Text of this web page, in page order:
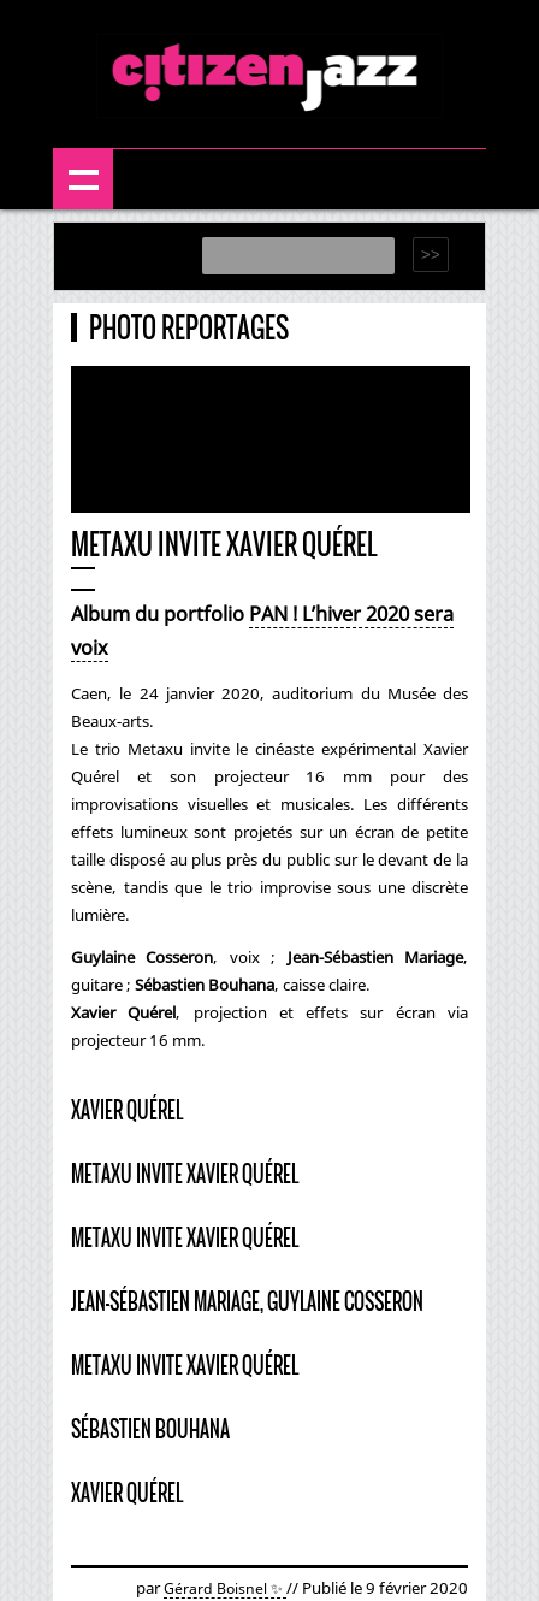
PHOTO REPORTAGES
METAXU INVITE XAVIER QUÉREL
Album du portfolio PAN ! L’hiver 2020 sera
voix
Caen, le 24 janvier 2020, auditorium du Musée des
Beaux-arts.
Le trio Metaxu invite le cinéaste expérimental Xavier
Quérel et son projecteur 16 mm pour des
improvisations visuelles et musicales. Les différents
effets lumineux sont projetés sur un écran de petite
taille disposé au plus près du public sur le devant de la
scène, tandis que le trio improvise sous une discrète
lumière.
Guylaine Cosseron, voix ; Jean-Sébastien Mariage,
guitare ; Sébastien Bouhana, caisse claire.
Xavier Quérel, projection et effets sur écran via
projecteur 16 mm.
XAVIER QUÉREL
METAXU INVITE XAVIER QUÉREL
METAXU INVITE XAVIER QUÉREL
JEAN-SÉBASTIEN MARIAGE, GUYLAINE COSSERON
METAXU INVITE XAVIER QUÉREL
SÉBASTIEN BOUHANA
XAVIER QUÉREL
parGérard Boisnel ✨ // Publié le 9 février 2020